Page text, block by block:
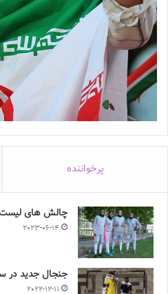
پرخواننده
چالش هاى ليست
2023-06-14
جنجال جدید در
2022-12-11